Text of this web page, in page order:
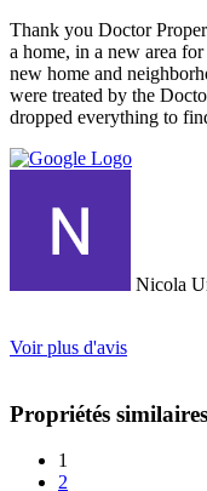
Thank you Doctor
a home, in a new area
new home and
were treated by the
dropped everything to
Nicola
Voir plus d'avis
Propriétés similaires
1
2